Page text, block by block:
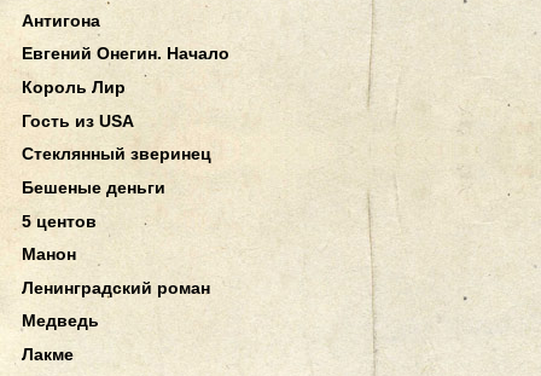
Антигона
Евгений Онегин. Начало
Король Лир
Гость из USA
Стеклянный зверинец
Бешеные деньги
5 центов
Манон
Ленинградский роман
Медведь
Лакме